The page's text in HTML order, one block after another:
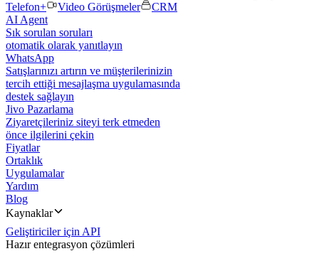
Telefon+
Video Görüşmeler
CRM
AI Agent
Sık sorulan soruları
otomatik olarak yanıtlayın
WhatsApp
Satışlarınızı artırın ve müşterilerinizin
tercih ettiği mesajlaşma uygulamasında
destek sağlayın
Jivo Pazarlama
Ziyaretçileriniz siteyi terk etmeden
önce ilgilerini çekin
Fiyatlar
Ortaklık
Uygulamalar
Yardım
Blog
Kaynaklar
Geliştiriciler için API
Hazır entegrasyon çözümleri